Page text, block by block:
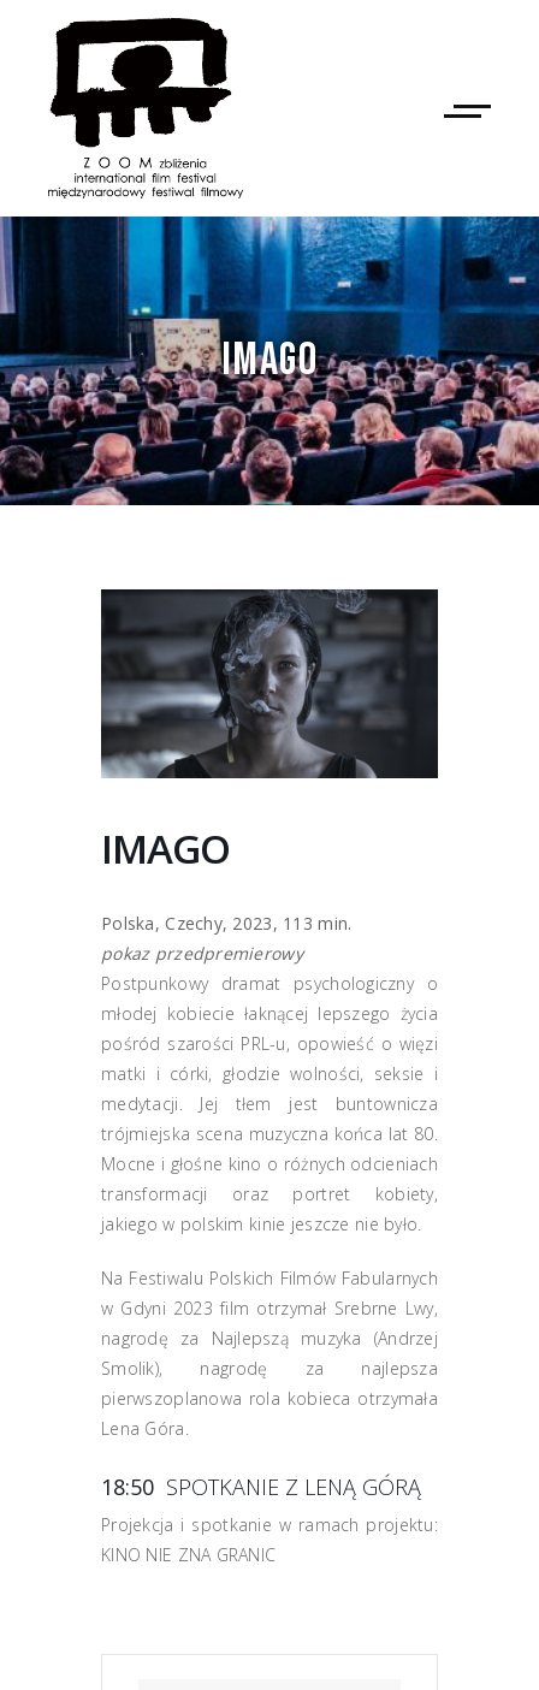
IMAGO
NAN
IMAGO
Polska, Czechy, 2023, 113 min.
pokaz przedpremierowy
Postpunkowy dramat psychologiczny o
młodej kobiecie łaknącej lepszego życia
pośród szarości PRL-u, opowieść o więzi
matki i córki, głodzie wolności, seksie i
medytacji. Jej tłem jest buntownicza
trójmiejska scena muzyczna końca lat 80.
Mocne i głośne kino o różnych odcieniach
transformacji oraz portret kobiety,
jakiego w polskim kinie jeszcze nie było.
Na Festiwalu Polskich Filmów Fabularnych
w Gdyni 2023 film otrzymał Srebrne Lwy,
nagrodę za Najlepszą muzyka (Andrzej
Smolik), nagrodę za najlepsza
pierwszoplanowa rola kobieca otrzymała
Lena Góra.
18:50 SPOTKANIE Z LENĄ GÓRĄ
Projekcja i spotkanie w ramach projektu:
KINO NIE ZNA GRANIC